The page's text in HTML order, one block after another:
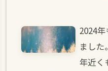
2024
ました
年近く